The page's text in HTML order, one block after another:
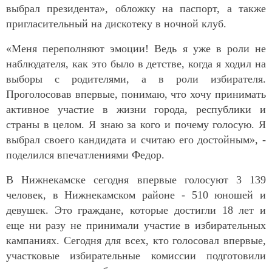
выбрал президента», обложку на паспорт, а также
пригласительный на дискотеку в ночной клуб.
«Меня переполняют эмоции! Ведь я уже в роли не
наблюдателя, как это было в детстве, когда я ходил на
выборы с родителями, а в роли избирателя.
Проголосовав впервые, понимаю, что хочу принимать
активное участие в жизни города, республики и
страны в целом. Я знаю за кого и почему голосую. Я
выбрал своего кандидата и считаю его достойным», -
поделился впечатлениями Федор.
В Нижнекамске сегодня впервые голосуют 3 139
человек, в Нижнекамском районе - 510 юношей и
девушек. Это граждане, которые достигли 18 лет и
еще ни разу не принимали участие в избирательных
кампаниях. Сегодня для всех, кто голосовал впервые,
участковые избирательные комиссии подготовили